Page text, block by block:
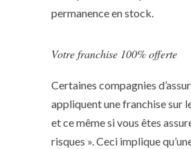
permanence en stock.
Votre franchise 100% offerte
Certaines compagnies
appliquent une franchise sur
et ce même si vous êtes
risques ». Ceci implique